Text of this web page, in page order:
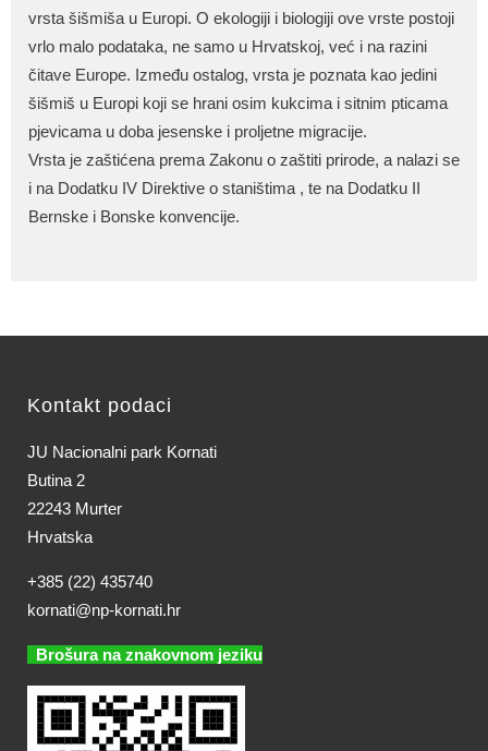
vrsta šišmiša u Europi. O ekologiji i biologiji ove vrste postoji
vrlo malo podataka, ne samo u Hrvatskoj, već i na razini
čitave Europe. Između ostalog, vrsta je poznata kao jedini
šišmiš u Europi koji se hrani osim kukcima i sitnim pticama
pjevicama u doba jesenske i proljetne migracije.
Vrsta je zaštićena prema Zakonu o zaštiti prirode, a nalazi se
i na Dodatku IV Direktive o staništima , te na Dodatku II
Bernske i Bonske konvencije.
Kontakt podaci
JU Nacionalni park Kornati
Butina 2
22243 Murter
Hrvatska
+385 (22) 435740
kornati@np-kornati.hr
Brošura na znakovnom jeziku